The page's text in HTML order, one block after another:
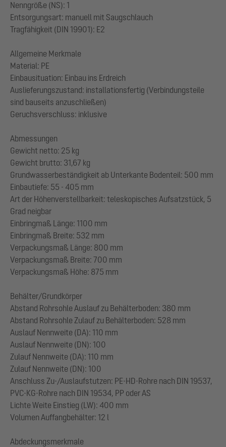
Nenngröße (NS): 1
Entsorgungsart: manuell mit Saugschlauch
Tragfähigkeit (DIN 19901): E2
Allgemeine Merkmale
Material: PE
Einbausituation: Einbau ins Erdreich
Auslieferungszustand: installationsfertig (Verbindungsteile
sind bauseits anzuschließen)
Geruchsverschluss: inklusive
Abmessungen
Gewicht netto: 25 kg
Gewicht brutto: 31,67 kg
Grundwasserbeständigkeit ab Unterkante Bodenteil: 500 mm
Einbautiefe: 55 - 405 mm
Art der Höhenverstellbarkeit: teleskopisches Aufsatzstück, 5
Grad neigbar
Einbringmaß Länge: 1100 mm
Einbringmaß Breite: 532 mm
Verpackungsmaß Länge: 800 mm
Verpackungsmaß Breite: 700 mm
Verpackungsmaß Höhe: 875 mm
Behälter/Grundkörper
Abstand Rohrsohle Auslauf zu Behälterboden: 380 mm
Abstand Rohrsohle Zulauf zu Behälterboden: 528 mm
Auslauf Nennweite (DA): 110 mm
Auslauf Nennweite (DN): 100
Zulauf Nennweite (DA): 110 mm
Zulauf Nennweite (DN): 100
Anschluss Zu-/Auslaufstutzen: PE-HD-Rohre nach DIN 19537,
PVC-KG-Rohre nach DIN 19534, PP oder AS
Lichte Weite Einstieg (LW): 400 mm
Volumen Auffangbehälter: 12 l
Abdeckungsmerkmale